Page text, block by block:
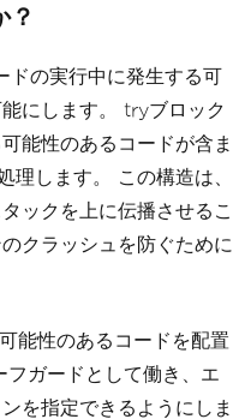
？
ドの実行中に発生する可
にします。 tryブロック
能性のあるコードが含ま
します。 この構造は、
ックを上に伝播させるこ
クラッシュを防ぐために
能性のあるコードを配置
ガードとして働き、エ
を指定できるようにしま